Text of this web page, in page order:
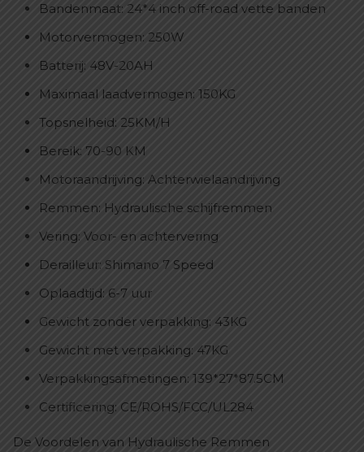
Bandenmaat: 24*4 inch off-road vette banden
Motorvermogen: 250W
Batterij: 48V-20AH
Maximaal laadvermogen: 150KG
Topsnelheid: 25KM/H
Bereik: 70-90 KM
Motoraandrijving: Achterwielaandrijving
Remmen: Hydraulische schijfremmen
Vering: Voor- en achtervering
Derailleur: Shimano 7 Speed
Oplaadtijd: 6-7 uur
Gewicht zonder verpakking: 43KG
Gewicht met verpakking: 47KG
Verpakkingsafmetingen: 139*27*87.5CM
Certificering: CE/ROHS/FCC/UL284
De Voordelen van Hydraulische Remmen